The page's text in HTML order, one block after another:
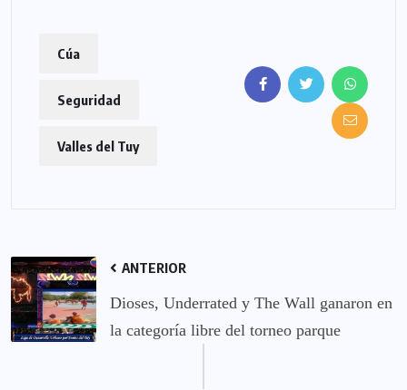
Cúa
Seguridad
Valles del Tuy
ANTERIOR
Dioses, Underrated y The Wall ganaron en
la categoría libre del torneo parque